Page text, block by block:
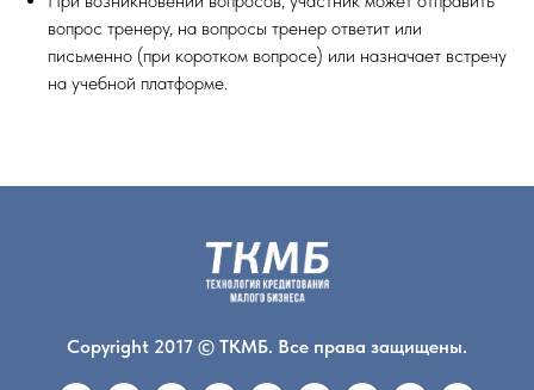
вопрос тренеру, на вопросы тренер ответит или
письменно (при коротком вопросе) или назначает встречу
на учебной платформе.
Copyright 2017 © ТКМБ. Все права защищены.